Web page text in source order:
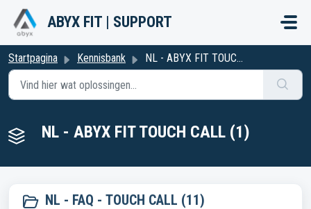
Doorgaan naar hoofdinhoud
ABYX FIT | SUPPORT
Startpagina Kennisbank NL - ABYX FIT TOUCH CALL
NL - ABYX FIT TOUCH CALL (1)
NL - FAQ - TOUCH CALL (11)